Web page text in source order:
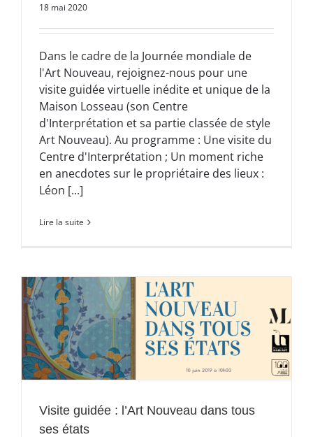
18 mai 2020
Dans le cadre de la Journée mondiale de
l'Art Nouveau, rejoignez-nous pour une
visite guidée virtuelle inédite et unique de la
Maison Losseau (son Centre
d'Interprétation et sa partie classée de style
Art Nouveau). Au programme : Une visite du
Centre d'Interprétation ; Un moment riche
en anecdotes sur le propriétaire des lieux :
Léon [...]
Lire la suite
Visite guidée : l’Art Nouveau dans tous
ses états